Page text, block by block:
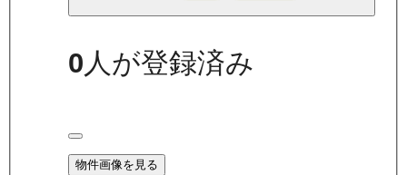
0 人が登録済み
物件画像を見る